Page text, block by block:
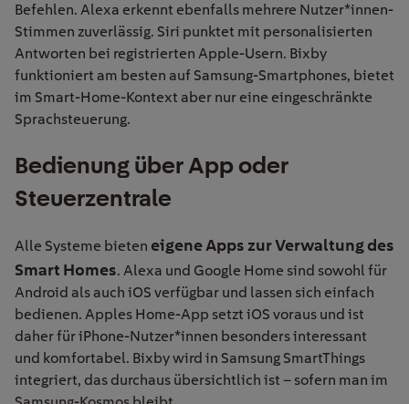
Befehlen. Alexa erkennt ebenfalls mehrere Nutzer*innen-
Stimmen zuverlässig. Siri punktet mit personalisierten
Antworten bei registrierten Apple-Usern. Bixby
funktioniert am besten auf Samsung-Smartphones, bietet
im Smart-Home-Kontext aber nur eine eingeschränkte
Sprachsteuerung.
Bedienung über App oder
Steuerzentrale
Alle Systeme bieten eigene Apps zur Verwaltung des
Smart Homes. Alexa und Google Home sind sowohl für
Android als auch iOS verfügbar und lassen sich einfach
bedienen. Apples Home-App setzt iOS voraus und ist
daherfür iPhone-Nutzer*innen besondersinteressant
und komfortabel. Bixbywird in Samsung SmartThings
integriert, das durchaus übersichtlich ist – sofern man im